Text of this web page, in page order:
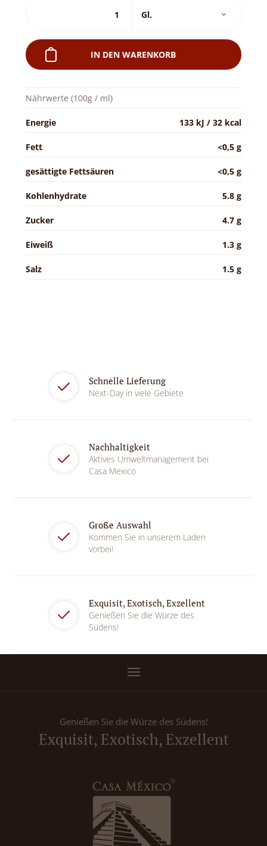
IN DEN WARENKORB
Nährwerte (100g / ml)
Energie 133 kJ / 32 kcal
Fett <0,5 g
gesättigte Fettsäuren <0,5 g
Kohlenhydrate 5.8 g
Zucker 4.7 g
Eiweiß 1.3 g
Salz 1.5 g
Schnelle Lieferung
Next-Day in viele Gebiete
Nachhaltigkeit
Aktives Umweltmanagement bei
Casa Mexico
Große Auswahl
Kommen Sie in unserem Laden
vorbei!
Exquisit, Exotisch, Exzellent
Genießen Sie die Würze des
Südens!
Genießen Sie die Würze des Südens!
Exquisit, Exotisch, Exzellent